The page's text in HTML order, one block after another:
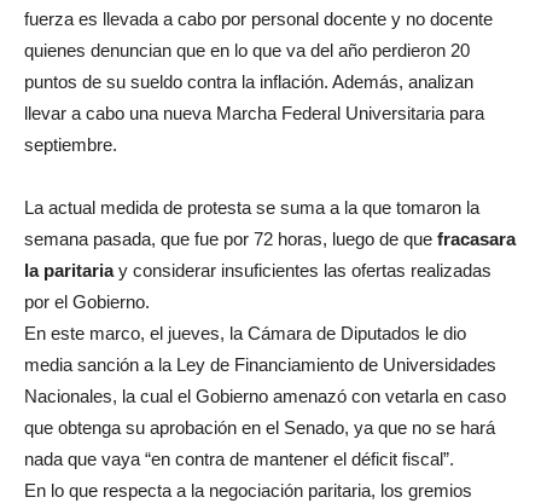
fuerza es llevada a cabo por personal docente y no docente
quienes denuncian que en lo que va del año perdieron 20
puntos de su sueldo contra la inflación. Además, analizan
llevar a cabo una nueva Marcha Federal Universitaria para
septiembre.
La actual medida de protesta se suma a la que tomaron la
semana pasada, que fue por 72 horas, luego de que fracasara
la paritariay considerar insuficientes las ofertas realizadas
por el Gobierno.
En este marco, el jueves, la Cámara de Diputados le dio
media sanción a la Ley de Financiamiento de Universidades
Nacionales, la cual el Gobierno amenazó con vetarla en caso
que obtenga su aprobación en el Senado, ya que no se hará
nada que vaya “en contra de mantener el déficit fiscal”.
En lo que respecta a la negociación paritaria, los gremios